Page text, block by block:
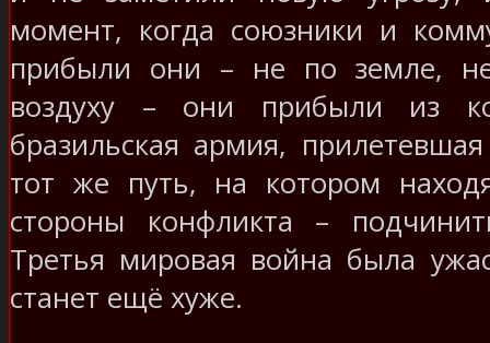
момент, когда союзники и
прибыли они – не по земле,
воздуху – они прибыли из
бразильская армия,
тот же путь, на котором
стороны конфликта –
Третья мировая война была
станет ещё хуже.